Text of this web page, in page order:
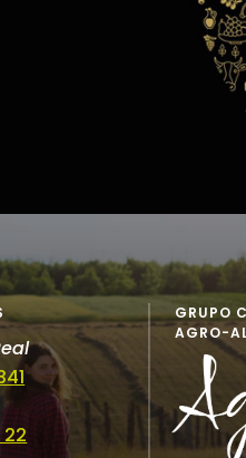
22
GRUPO
AGRO-